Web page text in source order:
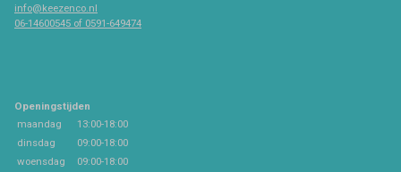
info@keezenco.nl
06-14600545 of 0591-649474
Openingstijden
maandag
13:00-18:00
dinsdag
09:00-18:00
woensdag
09:00-18:00